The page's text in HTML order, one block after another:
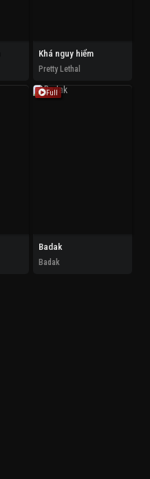
Khá nguy hiểm
Pretty Lethal
Full
Badak
Badak